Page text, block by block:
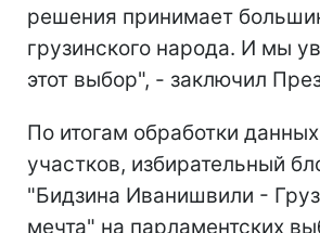
решения принимает
грузинского народа. И мы
этот выбор", - заключил
По итогам обработки данных
участков, избирательный
"Бидзина Иванишвили -
мечта" на парламентских